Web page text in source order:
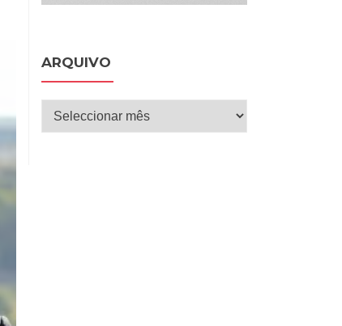
ARQUIVO
Arquivo